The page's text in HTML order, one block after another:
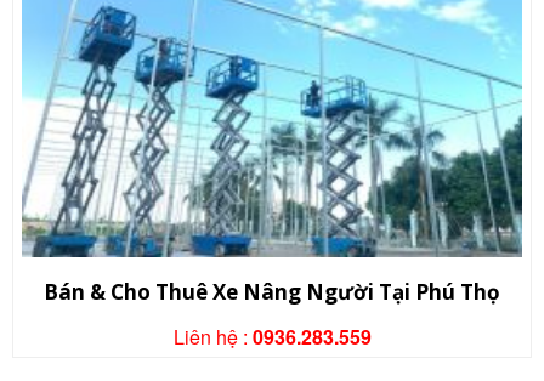
Bán & Cho Thuê Xe Nâng Người Tại Phú Thọ
Liên hệ : 0936.283.559